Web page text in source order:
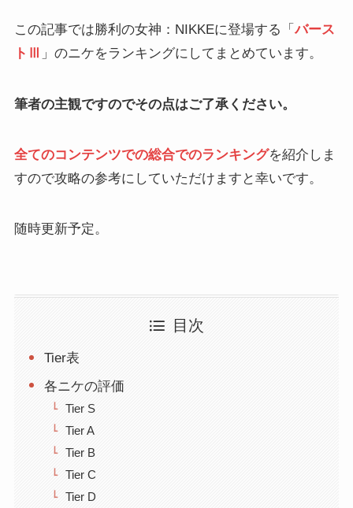
この記事では勝利の女神：NIKKEに登場する「バース
トⅢ
」のニケをランキングにしてまとめています。
筆者の主観ですのでその点はご了承ください。
全てのコンテンツでの総合でのランキングを紹介しま
すので攻略の参考にしていただけますと幸いです。
随時更新予定。
目次
Tier表
各ニケの評価
Tier S
Tier A
Tier B
Tier C
Tier D